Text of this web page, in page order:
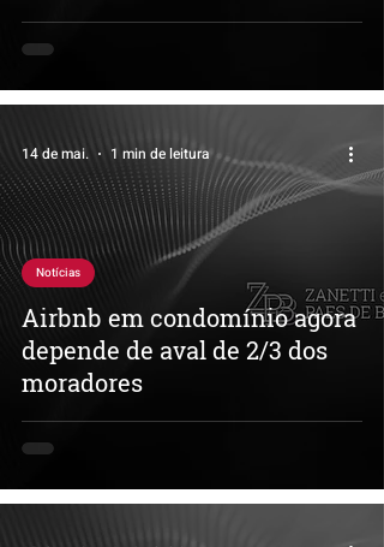
Airbnb em condomínio agora
depende de aval de 2/3 dos
moradores
Notícias
14 de mai. 1 min de leitura